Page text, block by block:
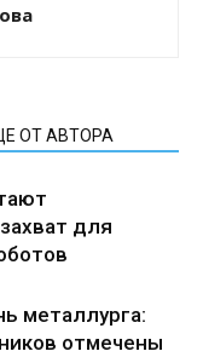
ОТ АВТОРА
для
металлурга:
отмечены